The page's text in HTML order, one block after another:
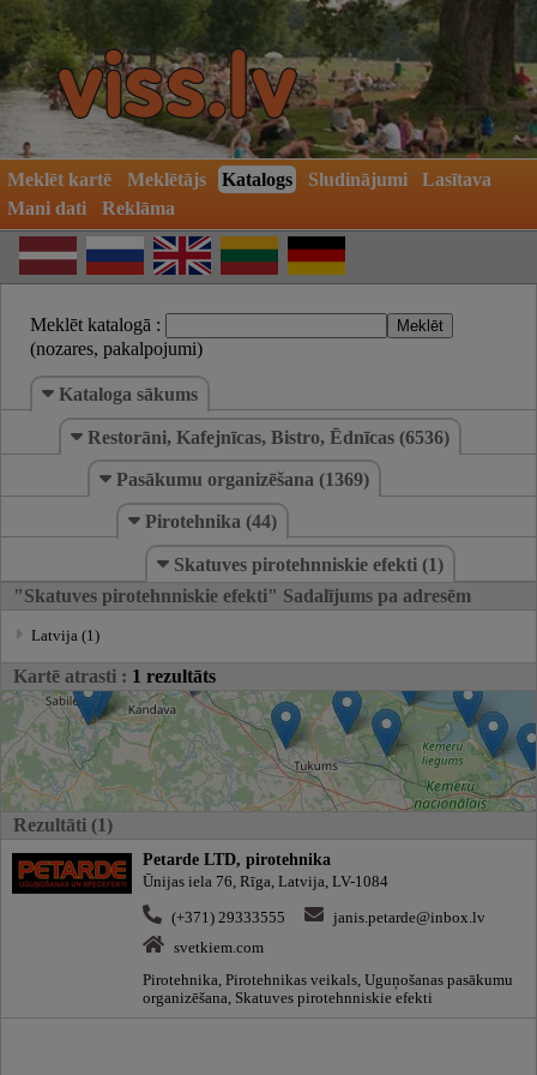
Meklēt kartē Meklētājs Katalogs Sludinājumi
Lasītava
Mani dati
Reklāma
Meklēt katalogā :
(nozares, pakalpojumi)
Kataloga sākums
Restorāni, Kafejnīcas, Bistro, Ēdnīcas (6536)
Pasākumu organizēšana (1369)
Pirotehnika (44)
Skatuves pirotehnniskie efekti (1)
"Skatuves pirotehnniskie efekti" Sadalījums pa adresēm
Latvija (1)
Kartē atrasti : 1 rezultāts
Rezultāti (1)
Petarde LTD, pirotehnika
Ūnijas iela 76, Rīga, Latvija, LV-1084
(+371) 29333555
janis.petarde@inbox.lv
svetkiem.com
Pirotehnika, Pirotehnikas veikals, Uguņošanas pasākumu
organizēšana, Skatuves pirotehnniskie efekti